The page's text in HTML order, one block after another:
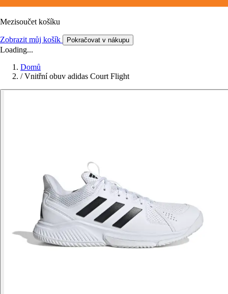
Mezisoučet košíku
Zobrazit můj košík Pokračovat v nákupu
Loading...
Domů
/ Vnitřní obuv adidas Court Flight